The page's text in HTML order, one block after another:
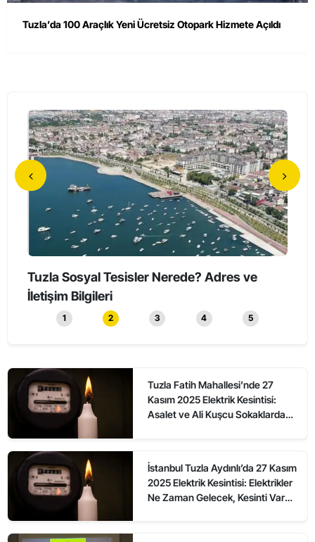
Tuzla’da 100 Araçlık Yeni Ücretsiz Otopark Hizmete Açıldı
Tuzla’da Erkeklerin Katıldığı Sessiz Yürüyüş
Düzenlendi
1 2 3 4 5
Tuzla Fatih Mahallesi’nde 27
Kasım 2025 Elektrik Kesintisi:
Asalet ve Ali Kuşcu Sokaklarda
İstanbul Tuzla Aydınlı’da 27 Kasım
2025 Elektrik Kesintisi: Elektrikler
Ne Zaman Gelecek, Kesinti Var